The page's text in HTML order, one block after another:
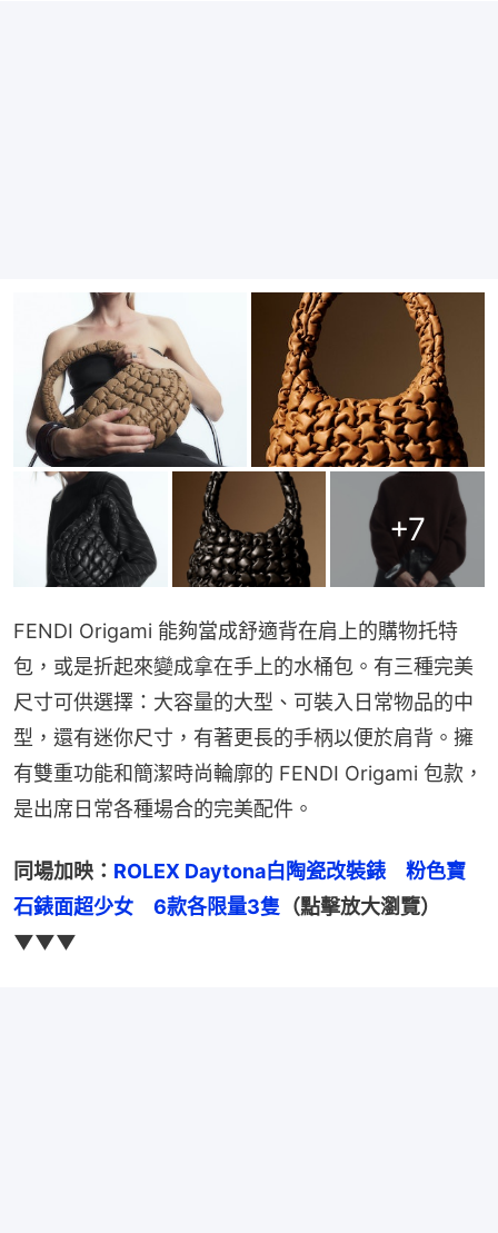
+7
FENDI Origami 能夠當成舒適背在肩上的購物托特
包，或是折起來變成拿在手上的水桶包。有三種完美
尺寸可供選擇：大容量的大型、可裝入日常物品的中
型，還有迷你尺寸，有著更長的手柄以便於肩背。擁
有雙重功能和簡潔時尚輪廓的 FENDI Origami 包款，
是出席日常各種場合的完美配件。
同場加映： ROLEX Daytona白陶瓷改裝錶　粉色寶
石錶面超少女　6款各限量3隻 （點擊放大瀏覽）
▼▼▼